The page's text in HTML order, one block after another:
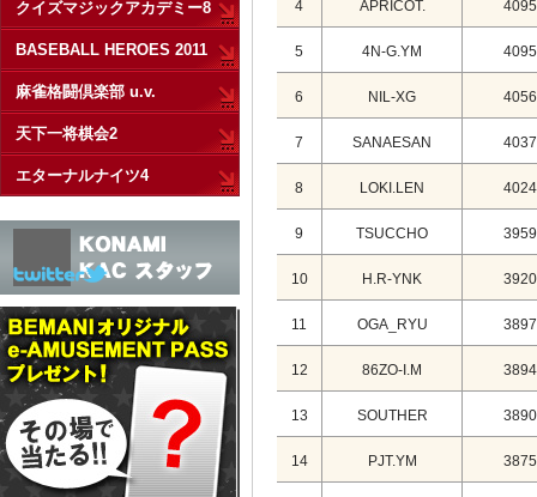
4 APRICOT.
5 4N-G.YM
6 NIL-XG
7 SANAESAN
8 LOKI.LEN
9 TSUCCHO
10 H.R-YNK
11 OGA_RYU
12 86ZO-I.M
13 SOUTHER
14 PJT.YM
クイズマジックアカデミー8
BASEBALL HEROES 2011
麻雀格闘倶楽部 u.v.
天下一将棋会2
エターナルナイツ4